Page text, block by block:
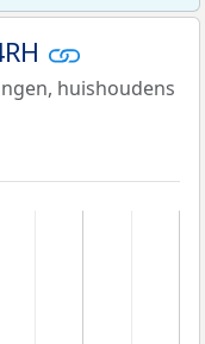
huishoudens